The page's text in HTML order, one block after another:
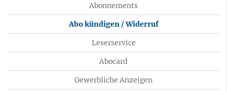
Abonnements
Abo kündigen / Widerruf
Leserservice
Abocard
Gewerbliche Anzeigen